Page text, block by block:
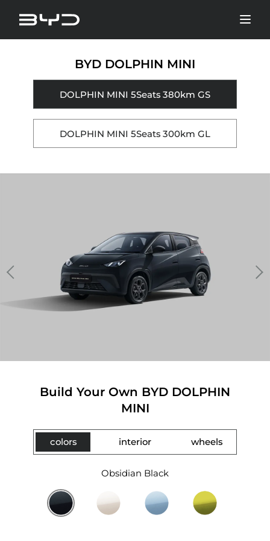
BYD DOLPHIN MINI
DOLPHIN MINI 5Seats 380km GS
DOLPHIN MINI 5Seats 300km GL
Build Your Own BYD DOLPHIN
MINI
colors interior wheels
Obsidian Black